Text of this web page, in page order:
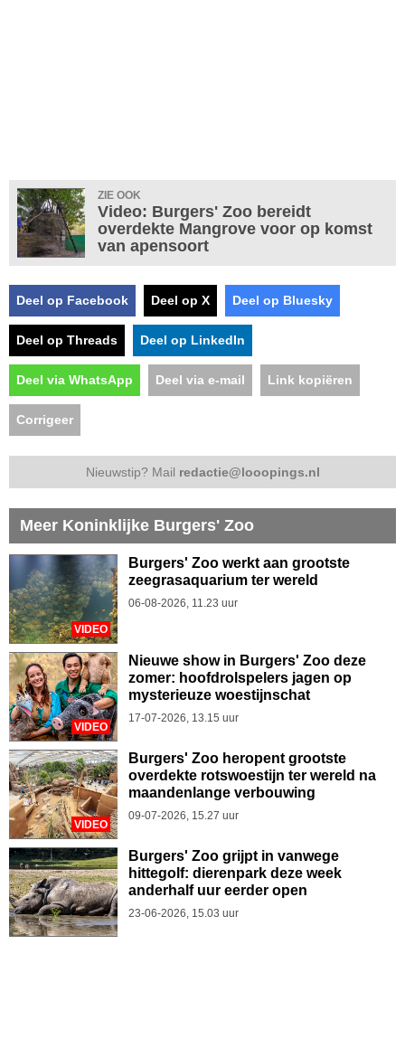
ZIE OOK
Video: Burgers' Zoo bereidt
overdekte Mangrove voor op komst
van apensoort
Deel op Facebook Deel op X Deel op Bluesky
Deel op Threads Deel op LinkedIn
Deel via WhatsApp Deel via e-mail Link kopiëren
Corrigeer
Nieuwstip? Mail redactie@looopings.nl
Meer Koninklijke Burgers' Zoo
VIDEO
Burgers' Zoo werkt aan grootste
zeegrasaquarium ter wereld
06-08-2026, 11.23 uur
VIDEO
Nieuwe show in Burgers' Zoo deze
zomer: hoofdrolspelers jagen op
mysterieuze woestijnschat
17-07-2026, 13.15 uur
VIDEO
Burgers' Zoo heropent grootste
overdekte rotswoestijn ter wereld na
maandenlange verbouwing
09-07-2026, 15.27 uur
Burgers' Zoo grijpt in vanwege
hittegolf: dierenpark deze week
anderhalf uur eerder open
23-06-2026, 15.03 uur